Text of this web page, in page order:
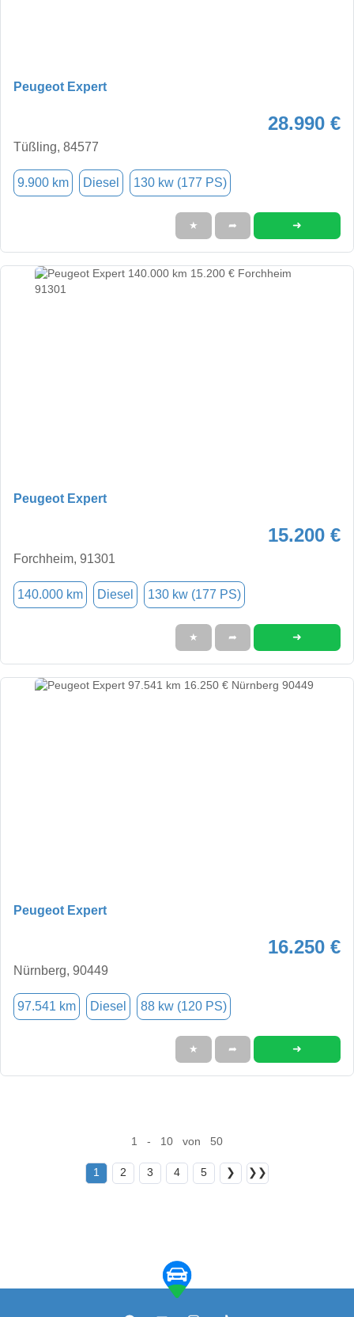
Peugeot Expert
28.990 €
Tüßling, 84577
9.900 km Diesel 130 kw (177 PS)
★ ➦ ➜
Peugeot Expert
15.200 €
Forchheim, 91301
140.000 km Diesel 130 kw (177 PS)
★ ➦ ➜
Peugeot Expert
16.250 €
Nürnberg, 90449
97.541 km Diesel 88 kw (120 PS)
★ ➦ ➜
1 - 10 von 50
1 2 3 4 5 ❯ ❯❯